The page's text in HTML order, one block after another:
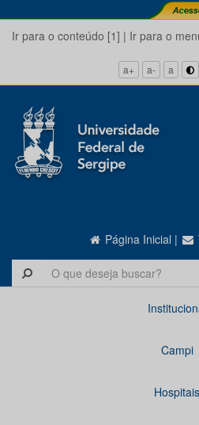
Ir para o conteúdo [1] | Ir para o
a+ a- a
Página Inicial |
Campi
Hospitais